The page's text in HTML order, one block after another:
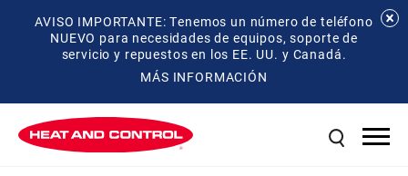
AVISO IMPORTANTE: Tenemos un número de teléfono
NUEVO para necesidades de equipos, soporte de
servicio y repuestos en los EE. UU. y Canadá.
MÁS INFORMACIÓN